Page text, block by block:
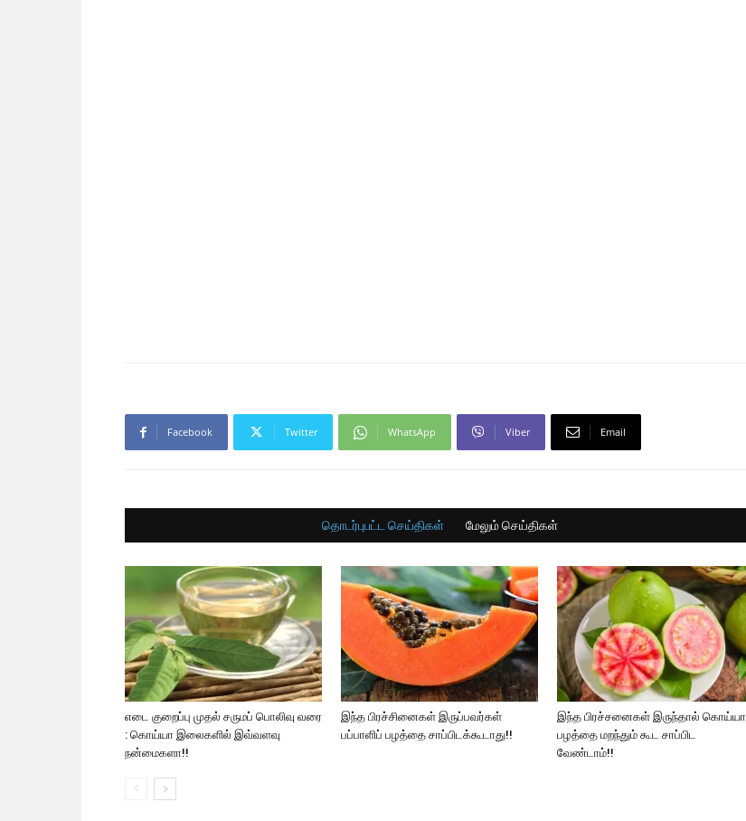
Facebook Twitter WhatsApp Viber Email
தொடர்புபட்ட செய்திகள் மேலும் செய்திகள்
எடை குறைப்பு முதல் சருமப் பொலிவு வரை
: கொய்யா இலைகளில் இவ்வளவு
நன்மைகளா!!
இந்த பிரச்சினைகள் இருப்பவர்கள்
பப்பாளிப் பழத்தை சாப்பிடக்கூடாது!!
இந்த பிரச்சனைகள் இருந்தால் கொய்யா
பழத்தை மறந்தும் கூட சாப்பிட
வேண்டாம்!!